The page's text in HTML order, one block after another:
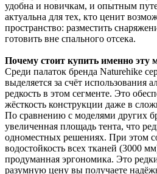
удобна и новичкам, и опытным
актуальна для тех, кто ценит
пространство: разместить
готовить вне спального отсека.
Почему стоит купить именно эту
Среди палаток бренда Naturehike
выделяется за счёт
редкость в этом сегменте. Это
жёсткость конструкции даже в
По сравнению с моделями других
увеличенная площадь тента, что
одноместных решениях. При этом
водостойкость всех тканей (3000
продуманная эргономика. Это
разумную цену вы получаете